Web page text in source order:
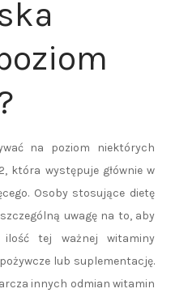
na poziom niektórych
która występuje głównie w
Osoby stosujące dietę
uwagę na to, aby
ilość tej ważnej witaminy
lub suplementację.
innych odmian witamin